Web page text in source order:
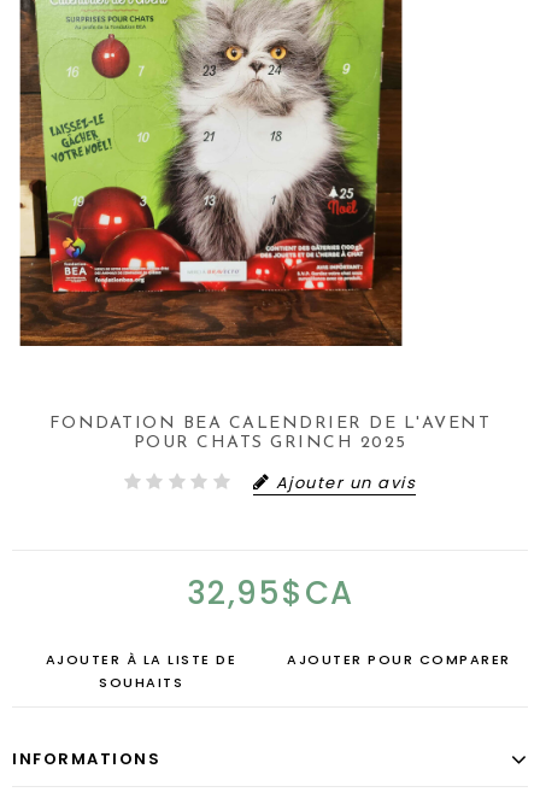
FONDATION BEA CALENDRIER DE L'AVENT
POUR CHATS GRINCH 2025
Ajouter un avis
32,95$CA
AJOUTER À LA LISTE DE
SOUHAITS
AJOUTER POUR COMPARER
INFORMATIONS